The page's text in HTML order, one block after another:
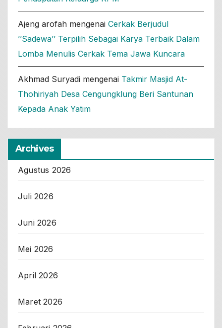
Ajeng arofah mengenai Cerkak Berjudul
’’Sadewa’’ Terpilih Sebagai Karya Terbaik Dalam
Lomba Menulis Cerkak Tema Jawa Kuncara
Akhmad Suryadi mengenai Takmir Masjid At-
Thohiriyah Desa Cengungklung Beri Santunan
Kepada Anak Yatim
Archives
Agustus 2026
Juli 2026
Juni 2026
Mei 2026
April 2026
Maret 2026